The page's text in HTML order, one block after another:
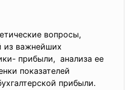
вопросы,
из важнейших
прибыли, анализа ее
показателей
прибыли.